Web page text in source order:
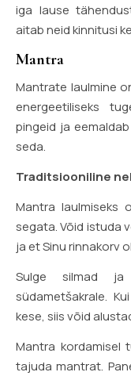
iga lause
aitab neid kinnitusi
Mantra
Mantrate laulmine
energeetiliseks
pingeid ja
seda.
Traditsiooniline
Mantra laulmiseks
segata. Võid istuda
ja et Sinu rinnakorv
Sulge silmad
südametšakrale.
kese, siis võid
Mantra
tajuda mantrat.